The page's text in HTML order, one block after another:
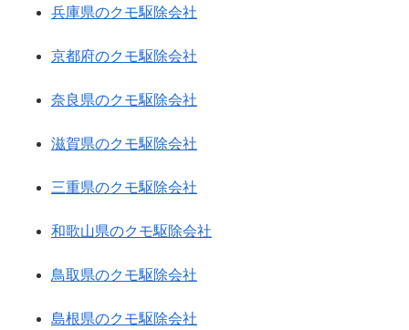
兵庫県のクモ駆除会社
京都府のクモ駆除会社
奈良県のクモ駆除会社
滋賀県のクモ駆除会社
三重県のクモ駆除会社
和歌山県のクモ駆除会社
鳥取県のクモ駆除会社
島根県のクモ駆除会社